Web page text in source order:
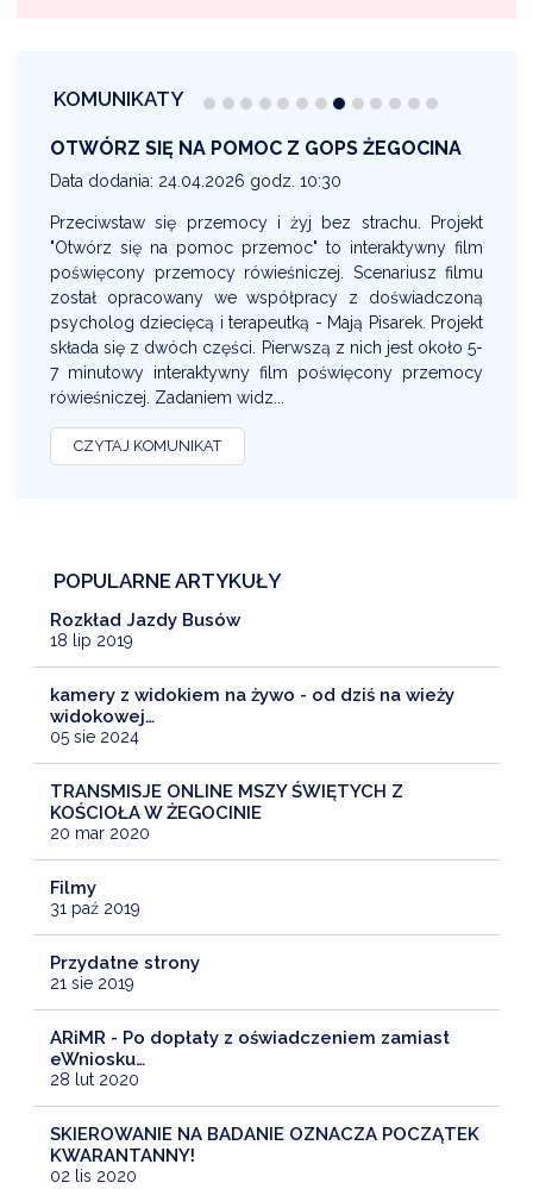
KOMUNIKATY
OTWÓRZ SIĘ NA POMOC Z GOPS ŻEGOCINA
Data dodania: 24.04.2026 godz. 10:30
Przeciwstaw się przemocy i żyj bez strachu. Projekt
"Otwórz się na pomoc przemoc" to interaktywny film
poświęcony przemocy rówieśniczej. Scenariusz filmu
został opracowany we współpracy z doświadczoną
psycholog dziecięcą i terapeutką - Mają Pisarek. Projekt
składa się z dwóch części. Pierwszą z nich jest około 5-
7 minutowy interaktywny film poświęcony przemocy
rówieśniczej. Zadaniem widz...
CZYTAJ KOMUNIKAT
POPULARNE ARTYKUŁY
Rozkład Jazdy Busów
18 lip 2019
kamery z widokiem na żywo - od dziś na wieży
widokowej…
05 sie 2024
TRANSMISJE ONLINE MSZY ŚWIĘTYCH Z
KOŚCIOŁA W ŻEGOCINIE
20 mar 2020
Filmy
31 paź 2019
Przydatne strony
21 sie 2019
ARiMR - Po dopłaty z oświadczeniem zamiast
eWniosku…
28 lut 2020
SKIEROWANIE NA BADANIE OZNACZA POCZĄTEK
KWARANTANNY!
02 lis 2020